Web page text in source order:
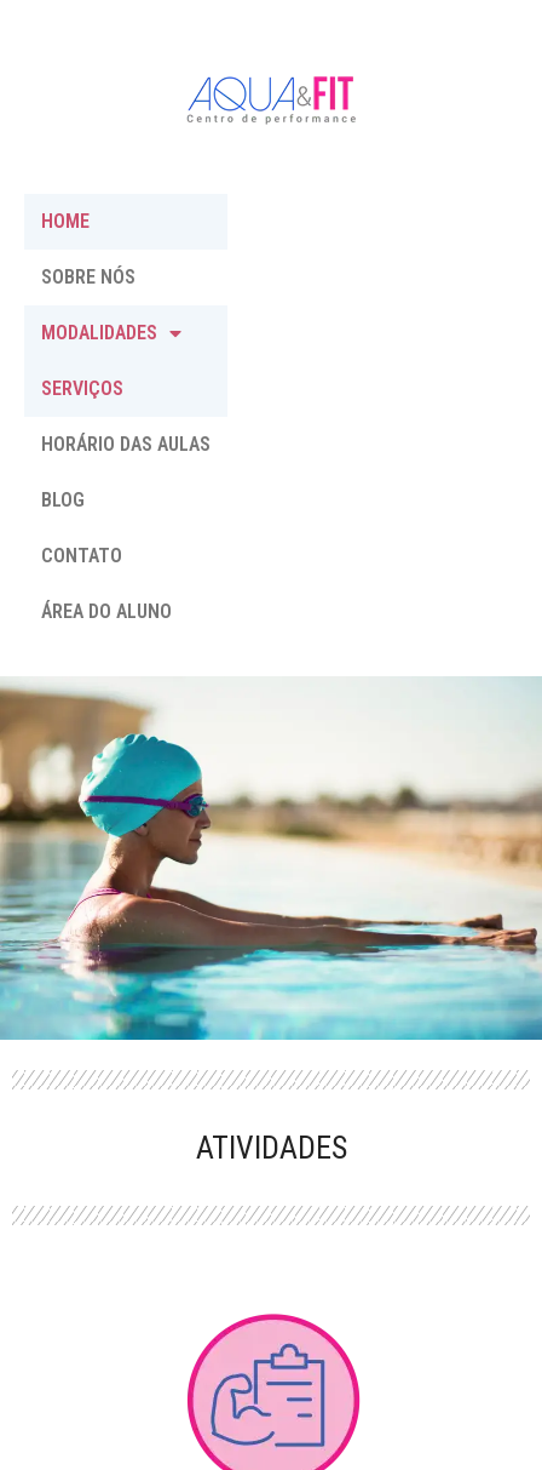
HOME
SOBRE NÓS
MODALIDADES
SERVIÇOS
HORÁRIO DAS AULAS
BLOG
CONTATO
ÁREA DO ALUNO
PERFORMANCE
ATIVIDADES